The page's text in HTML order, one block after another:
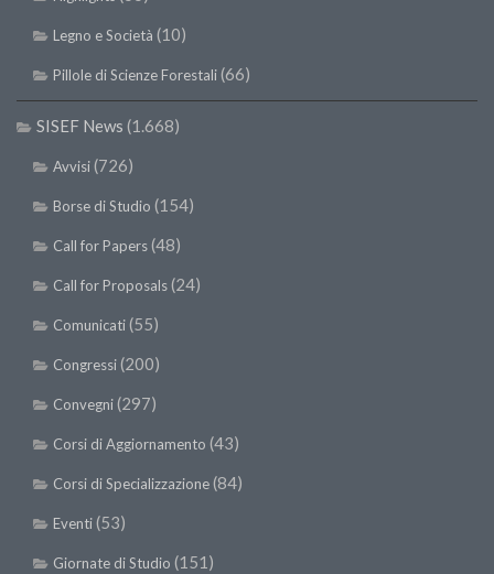
SISEF Notebook (Rassegna Stampa)
SISEF Eventi
SISEF@Facebook
@SISEF Tweets
Legno e Società (10)
Pillole di Scienze Forestali(66)
SISEF News (1.668)
Avvisi(726)
Borse di Studio (154)
Call for Papers(48)
Call for Proposals(24)
Comunicati(55)
Congressi(200)
Convegni(297)
Corsi di Aggiornamento (43)
Corsi di Specializzazione(84)
Eventi(53)
Giornate di Studio (151)